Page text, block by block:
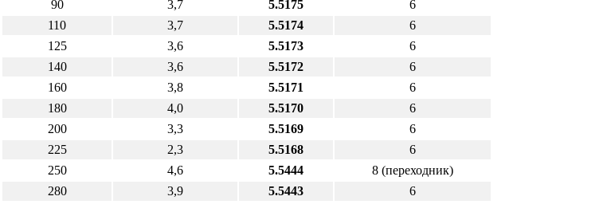
90
3,7 5.5175
6
110
3,7 5.5174
6
125
3,6 5.5173
6
140
3,6 5.5172
6
160
3,8 5.5171
6
180
4,0 5.5170
6
200
3,3 5.5169
6
225
2,3 5.5168
6
250
4,6 5.5444
8 (переходник)
280
3,9 5.5443 6